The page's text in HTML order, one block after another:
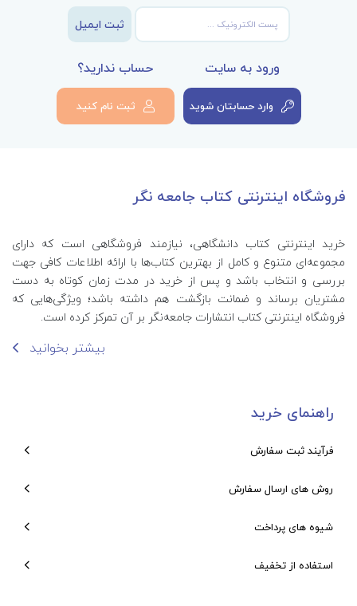
ثبت ایمیل
ورود به سایت
وارد حسابتان شوید
حساب ندارید؟
ثبت نام کنید
فروشگاه اینترنتی کتاب جامعه نگر
خرید اینترنتی کتاب‌ دانشگاهی، نیازمند فروشگاهی است که دارای
مجموعه‌ای متنوع و کامل از بهترین کتاب‌ها با ارائه اطلاعات کافی جهت
بررسی و انتخاب باشد و پس از خرید در مدت زمان کوتاه به دست
مشتریان برساند و ضمانت بازگشت هم داشته باشد؛ ویژگی‌هایی که
فروشگاه اینترنتی کتاب انتشارات جامعه‌نگر بر آن تمرکز کرده است.
بیشتر بخوانید
راهنمای خرید
فرآیند ثبت سفارش
روش های ارسال سفارش
شیوه های پرداخت
استفاده از تخفیف